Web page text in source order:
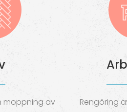
moppning av
Rengöring